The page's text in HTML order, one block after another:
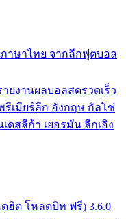
ภาษาไทย จากลีกฟุตบอล
ยงานผลบอลสดรวดเร็ว
เมียร์ลีก อังกฤษ กัลโช่
ดสลีก้า เยอรมัน ลีกเอิง
ดฮิต โหลดบิท ฟรี) 3.6.0